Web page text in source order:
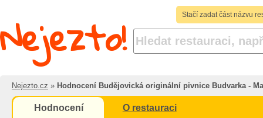
Stačí zadat část názvu
Nejezto!
Nejezto.cz » Hodnocení Budějovická originální pivnice Budvarka -
Hodnocení O restauraci